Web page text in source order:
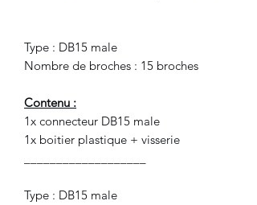
Type : DB15 male
Nombre de broches : 15 broches
Contenu :
1x connecteur DB15 male
1x boitier plastique + visserie
Type : DB15 male